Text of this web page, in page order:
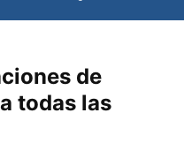
de
todas las